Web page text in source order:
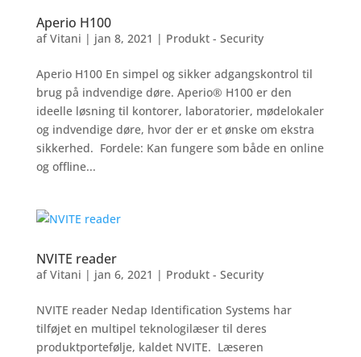
Aperio H100
afVitani | jan 8, 2021 | Produkt - Security
Aperio H100 En simpel og sikker adgangskontrol til
brug på indvendige døre. Aperio® H100 er den
ideelle løsning til kontorer, laboratorier, mødelokaler
og indvendige døre, hvor der er et ønske om ekstra
sikkerhed. Fordele: Kan fungere som både en online
og offline...
NVITE reader
afVitani | jan 6, 2021 | Produkt - Security
NVITE reader Nedap Identification Systems har
tilføjet en multipel teknologilæser til deres
produktportefølje, kaldet NVITE. Læseren